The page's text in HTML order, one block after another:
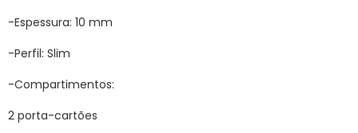
-Espessura: 10 mm
-Perfil: Slim
-Compartimentos:
2 porta-cartões